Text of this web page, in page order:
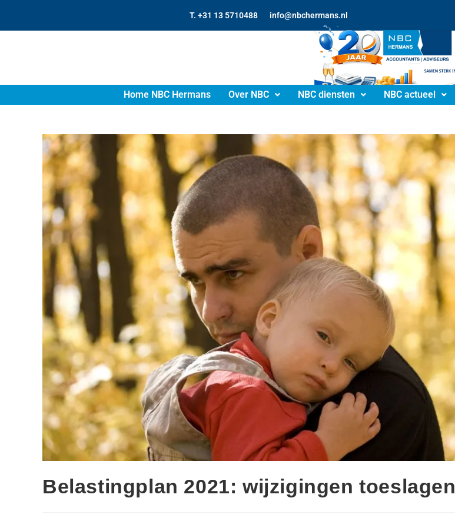
T. +31 13 5710488 info@nbchermans.nl
Home NBC Hermans Over NBC NBC diensten NBC actueel
Belastingplan 2021: wijzigingen toeslagen